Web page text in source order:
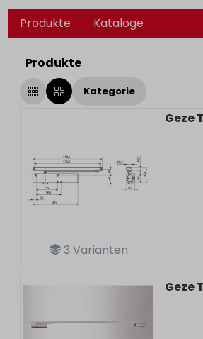
Produkte Kataloge
Produkte
Kategorie
3 Varianten
Geze
Geze